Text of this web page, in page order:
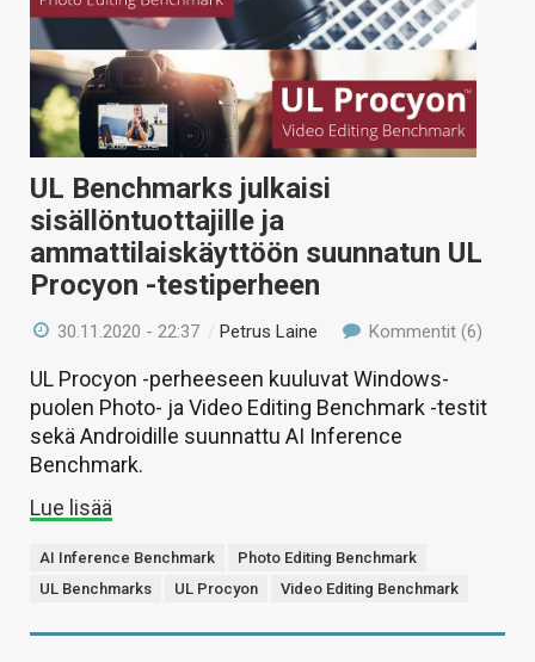
HINTA.FI
KAUPPA
VAIHDA TEEMA
HAKU
UL Benchmarks julkaisi
sisällöntuottajille ja
ammattilaiskäyttöön suunnatun UL
Procyon -testiperheen
30.11.2020 - 22:37 / Petrus Laine Kommentit (6)
UL Procyon -perheeseen kuuluvat Windows-
puolen Photo- ja Video Editing Benchmark -testit
sekä Androidille suunnattu AI Inference
Benchmark.
Lue lisää
AI Inference Benchmark
Photo Editing Benchmark
UL Benchmarks
UL Procyon Video Editing Benchmark